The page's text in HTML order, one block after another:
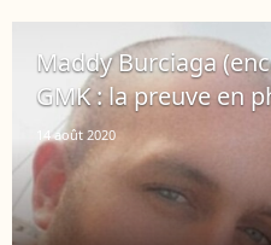
Maddy Burciaga
GMK : la preuve en
14 août 2020